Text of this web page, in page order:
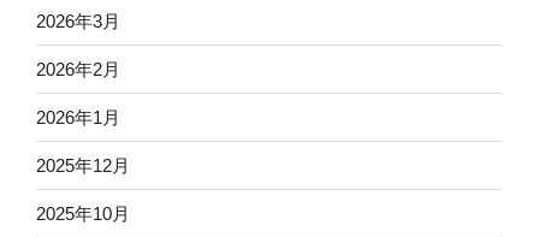
2026年3月
2026年2月
2026年1月
2025年12月
2025年10月